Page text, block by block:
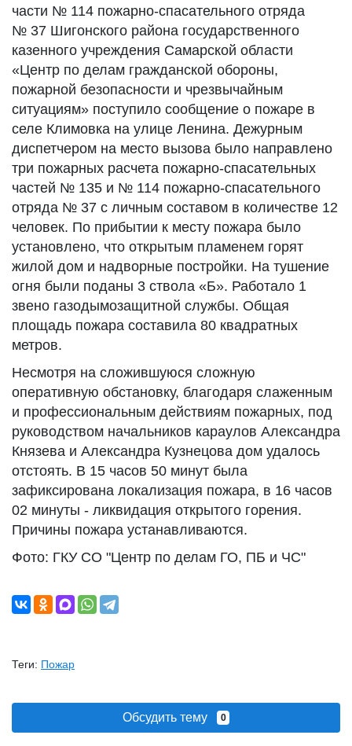
части № 114 пожарно-спасательного отряда
№ 37 Шигонского района государственного
казенного учреждения Самарской области
«Центр по делам гражданской обороны,
пожарной безопасности и чрезвычайным
ситуациям» поступило сообщение о пожаре в
селе Климовка на улице Ленина. Дежурным
диспетчером на место вызова было направлено
три пожарных расчета пожарно-спасательных
частей № 135 и № 114 пожарно-спасательного
отряда № 37 с личным составом в количестве 12
человек. По прибытии к месту пожара было
установлено, что открытым пламенем горят
жилой дом и надворные постройки. На тушение
огня были поданы 3 ствола «Б». Работало 1
звено газодымозащитной службы. Общая
площадь пожара составила 80 квадратных
метров.
Несмотря на сложившуюся сложную
оперативную обстановку, благодаря слаженным
и профессиональным действиям пожарных, под
руководством начальников караулов Александра
Князева и Александра Кузнецова дом удалось
отстоять. В 15 часов 50 минут была
зафиксирована локализация пожара, в 16 часов
02 минуты - ликвидация открытого горения.
Причины пожара устанавливаются.
Фото: ГКУ СО "Центр по делам ГО, ПБ и ЧС"
Теги: Пожар
Обсудить тему 0